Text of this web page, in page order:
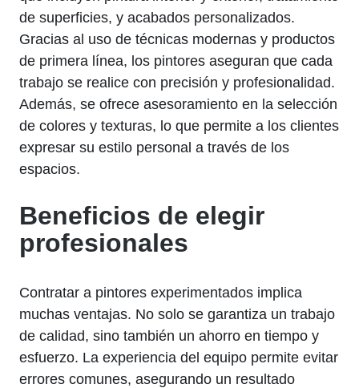
de superficies, y acabados personalizados.
Gracias al uso de técnicas modernas y productos
de primera línea, los pintores aseguran que cada
trabajo se realice con precisión y profesionalidad.
Además, se ofrece asesoramiento en la selección
de colores y texturas, lo que permite a los clientes
expresar su estilo personal a través de los
espacios.
Beneficios de elegir
profesionales
Contratar a pintores experimentados implica
muchas ventajas. No solo se garantiza un trabajo
de calidad, sino también un ahorro en tiempo y
esfuerzo. La experiencia del equipo permite evitar
errores comunes, asegurando un resultado